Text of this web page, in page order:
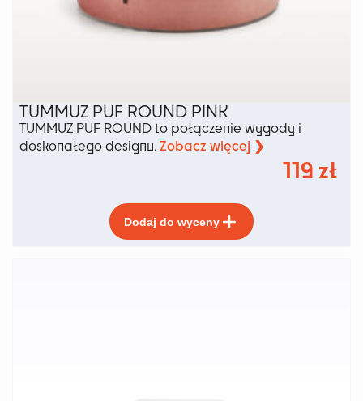
TUMMUZ PUF ROUND PINK
TUMMUZ PUF ROUND to połączenie wygody i
doskonałego designu. Zobacz więcej ❯
119 zł
Dodaj do wyceny
produkt
ma